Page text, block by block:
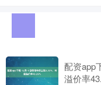
配资app
溢价率